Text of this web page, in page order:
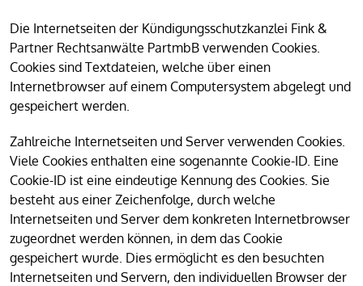
Die Internetseiten der Kündigungsschutzkanzlei Fink &
Partner Rechtsanwälte PartmbB verwenden Cookies.
Cookies sind Textdateien, welche über einen
Internetbrowser auf einem Computersystem abgelegt und
gespeichert werden.
Zahlreiche Internetseiten und Server verwenden Cookies.
Viele Cookies enthalten eine sogenannte Cookie-ID. Eine
Cookie-ID ist eine eindeutige Kennung des Cookies. Sie
besteht aus einer Zeichenfolge, durch welche
Internetseiten und Server dem konkreten Internetbrowser
zugeordnet werden können, in dem das Cookie
gespeichert wurde. Dies ermöglicht es den besuchten
Internetseiten und Servern, den individuellen Browser der